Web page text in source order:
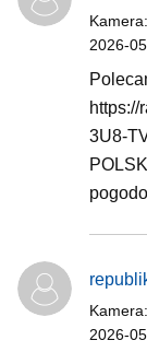
Kamera:
2026-
https://
3U8-
Kamera:
2026-